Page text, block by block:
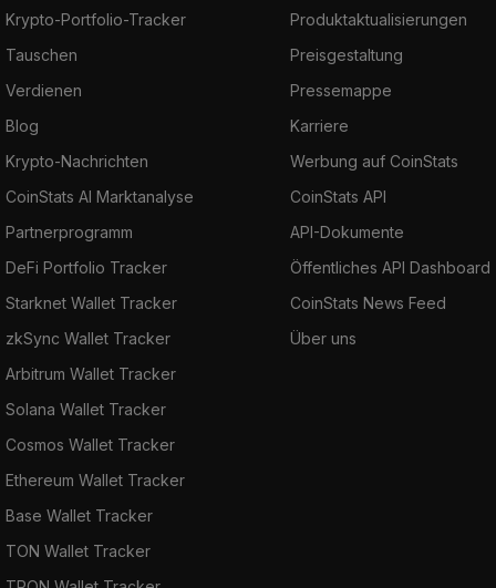
Krypto-Portfolio-Tracker
Tauschen
Verdienen
Blog
Krypto-Nachrichten
CoinStats AI Marktanalyse
Partnerprogramm
DeFi Portfolio Tracker
Starknet Wallet Tracker
zkSync Wallet Tracker
Arbitrum Wallet Tracker
Solana Wallet Tracker
Cosmos Wallet Tracker
Ethereum Wallet Tracker
Base Wallet Tracker
TON Wallet Tracker
Produktaktualisierungen
Preisgestaltung
Pressemappe
Karriere
Werbung auf CoinStats
CoinStats API
API-Dokumente
Öffentliches API Dashboard
CoinStats News Feed
Über uns